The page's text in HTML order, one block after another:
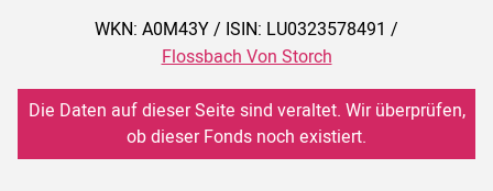
WKN: A0M43Y / ISIN: LU0323578491 /
Flossbach Von Storch
Die Daten auf dieser Seite sind veraltet. Wir überprüfen,
ob dieser Fonds noch existiert.